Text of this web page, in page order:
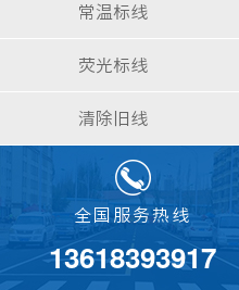
常温标线
荧光标线
清除旧线
全国服务热线
13618393917